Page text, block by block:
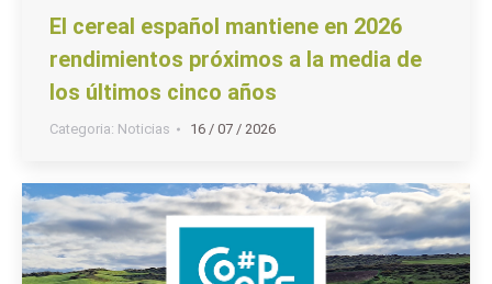
El cereal español mantiene en 2026
rendimientos próximos a la media de
los últimos cinco años
Categoria: Noticias 16 / 07 / 2026